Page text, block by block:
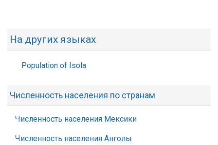
На других языках
Population of Isola
Численность населения по странам
Численность населения Мексики
Численность населения Анголы